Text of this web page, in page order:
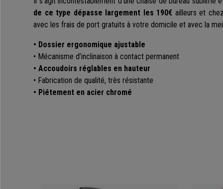
de ce type dépasse largement les 190€ ailleurs et
avec les frais de port gratuits à votre domicile et avec la
• Dossier ergonomique ajustable
• Mécanisme d’inclinaison à contact permanent
• Accoudoirs réglables en hauteur
• Fabrication de qualité, très résistante
• Piétement en acier chromé